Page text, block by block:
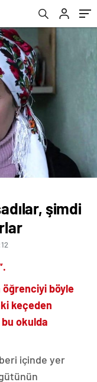
şimdi
öğrenciyi böyle
keçeden
bu okulda
içinde yer